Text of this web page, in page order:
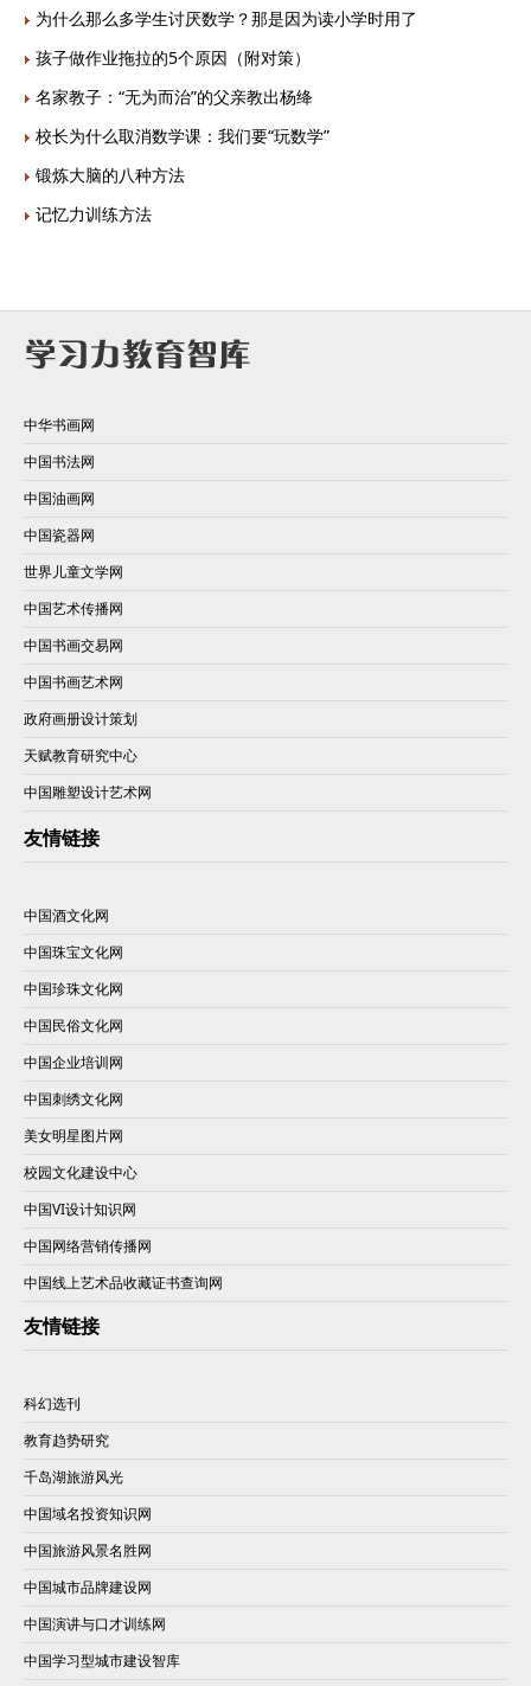
为什么那么多学生讨厌数学？那是因为读小学时用了
孩子做作业拖拉的5个原因（附对策）
名家教子：“无为而治”的父亲教出杨绛
校长为什么取消数学课：我们要“玩数学”
锻炼大脑的八种方法
记忆力训练方法
中华书画网
中国书法网
中国油画网
中国瓷器网
世界儿童文学网
中国艺术传播网
中国书画交易网
中国书画艺术网
政府画册设计策划
天赋教育研究中心
中国雕塑设计艺术网
友情链接
中国酒文化网
中国珠宝文化网
中国珍珠文化网
中国民俗文化网
中国企业培训网
中国刺绣文化网
美女明星图片网
校园文化建设中心
中国VI设计知识网
中国网络营销传播网
中国线上艺术品收藏证书查询网
友情链接
科幻选刊
教育趋势研究
千岛湖旅游风光
中国域名投资知识网
中国旅游风景名胜网
中国城市品牌建设网
中国演讲与口才训练网
中国学习型城市建设智库